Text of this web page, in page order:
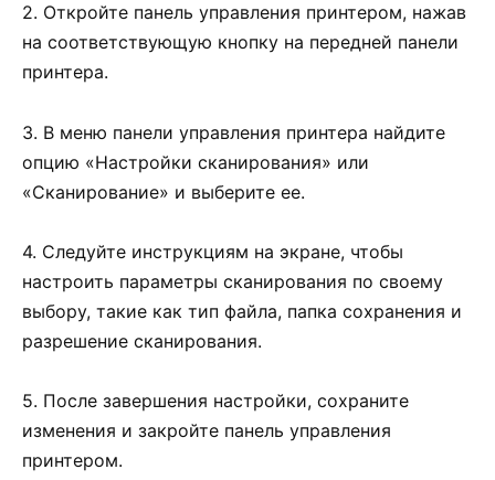
2. Откройте панель управления принтером, нажав
на соответствующую кнопку на передней панели
принтера.
3. В меню панели управления принтера найдите
опцию «Настройки сканирования» или
«Сканирование» и выберите ее.
4. Следуйте инструкциям на экране, чтобы
настроить параметры сканирования по своему
выбору, такие как тип файла, папка сохранения и
разрешение сканирования.
5. После завершения настройки, сохраните
изменения и закройте панель управления
принтером.